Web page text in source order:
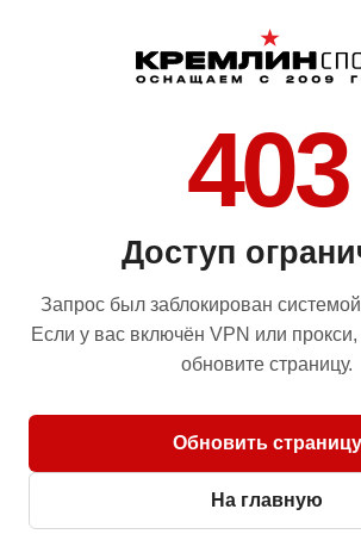
403
Доступ
Запрос был заблокирован
Если у вас включён VPN или прокси,
обновите страницу.
Обновить страницу
На главную